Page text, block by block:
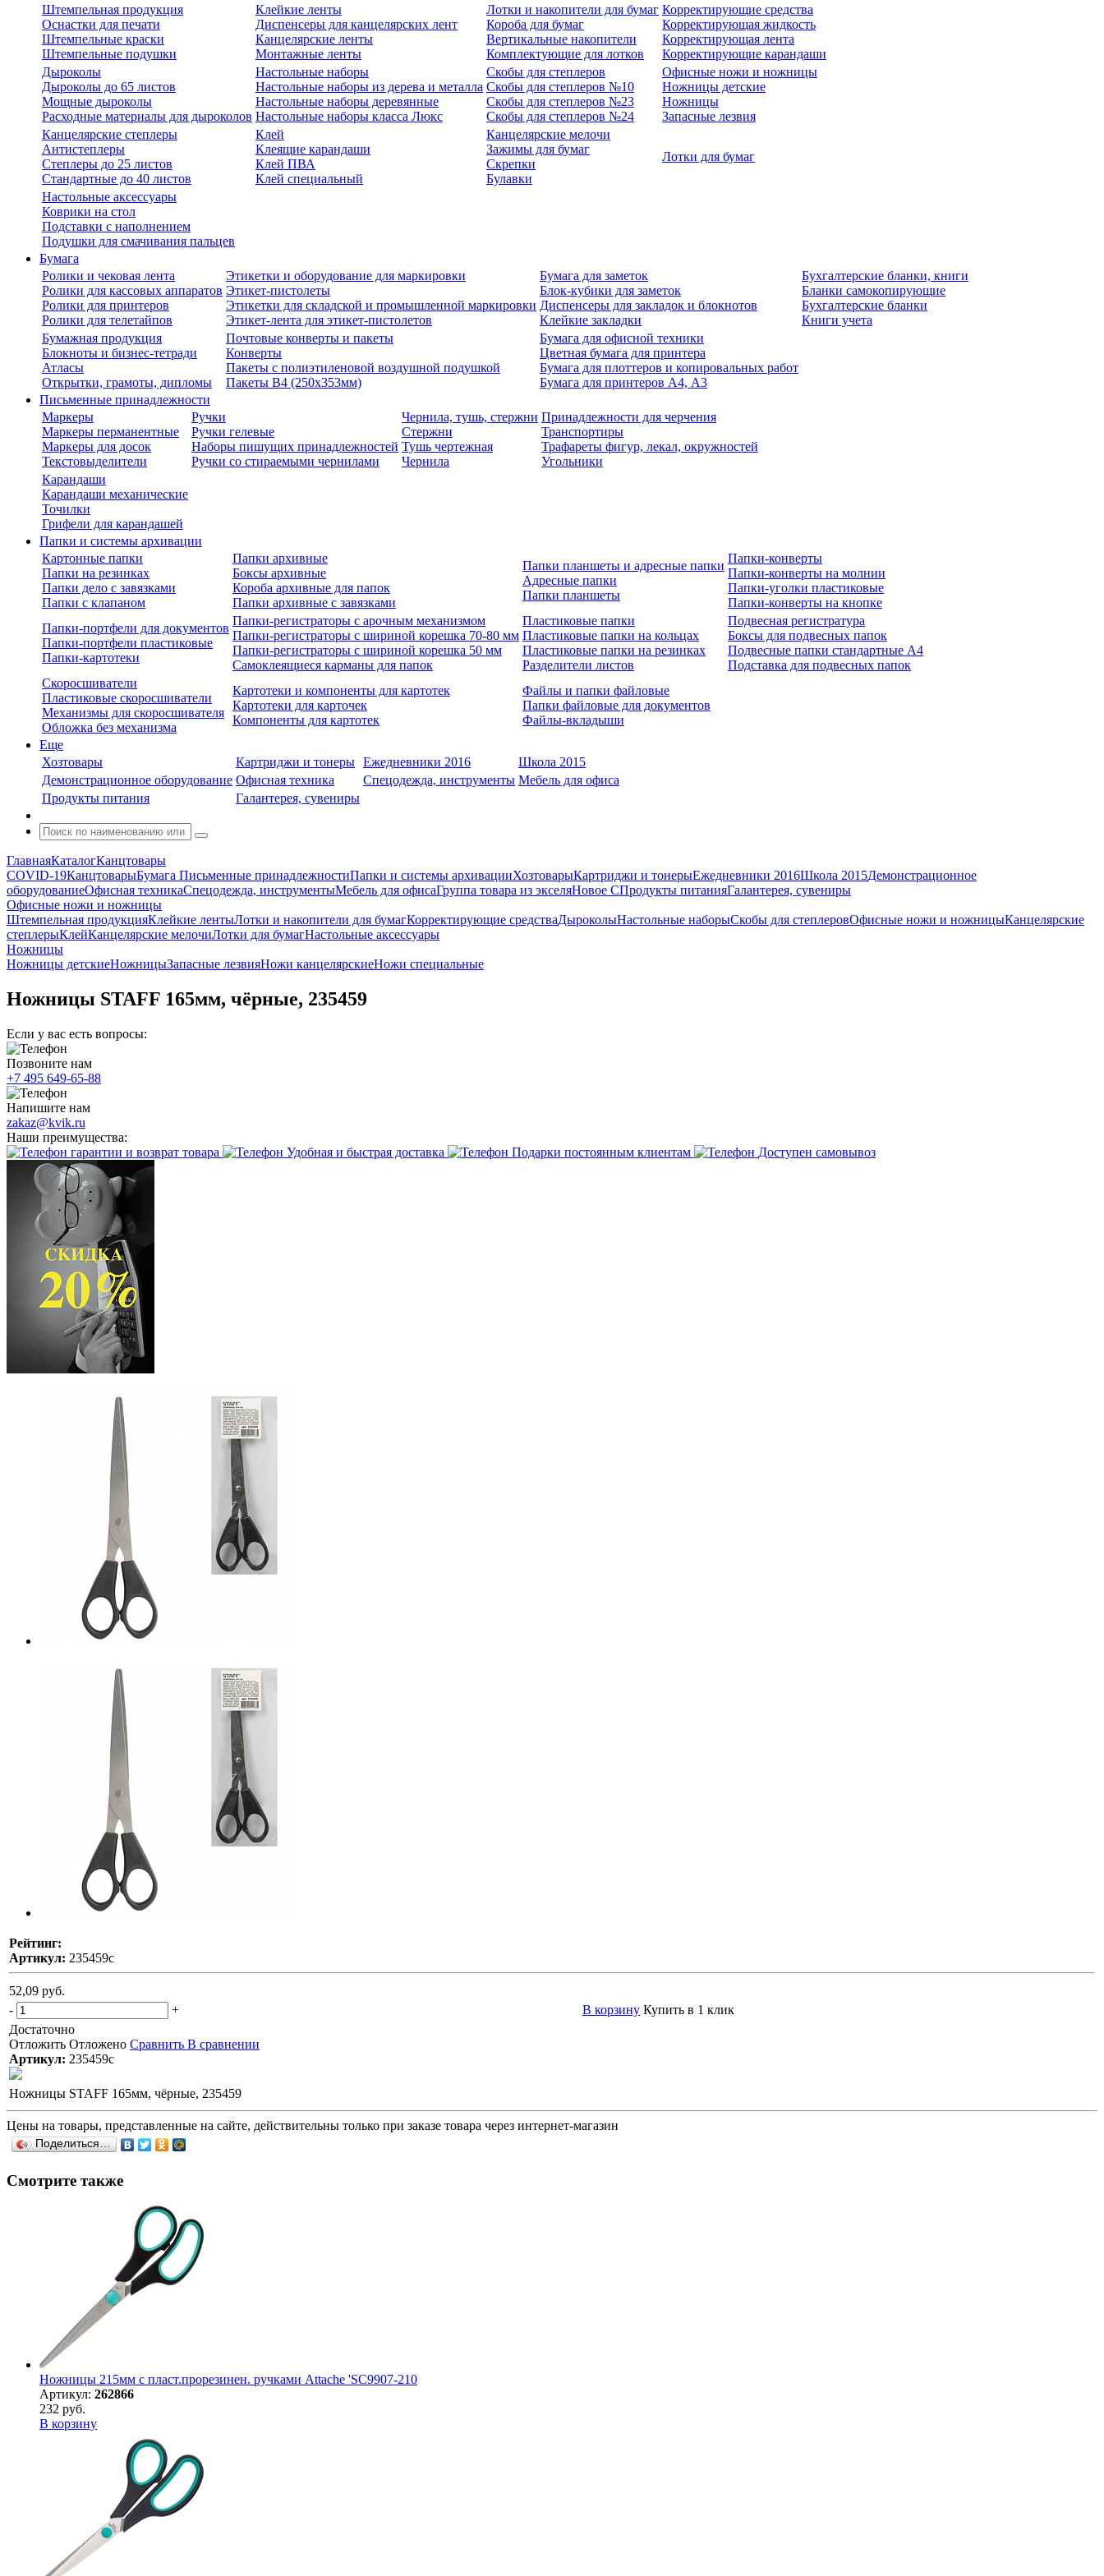
Штемпельная продукция
Оснастки для печати
Штемпельные краски
Штемпельные подушки
Клейкие ленты
Диспенсеры для канцелярских лент
Канцелярские ленты
Монтажные ленты
Лотки и накопители для бумаг
Короба для бумаг
Вертикальные накопители
Комплектующие для лотков
Корректирующие средства
Корректирующая жидкость
Корректирующая лента
Корректирующие карандаши
Дыроколы
Дыроколы до 65 листов
Мощные дыроколы
Расходные материалы для дыроколов
Настольные наборы
Настольные наборы из дерева и металла
Настольные наборы деревянные
Настольные наборы класса Люкс
Скобы для степлеров
Скобы для степлеров №10
Скобы для степлеров №23
Скобы для степлеров №24
Офисные ножи и ножницы
Ножницы детские
Ножницы
Запасные лезвия
Канцелярские степлеры
Антистеплеры
Степлеры до 25 листов
Стандартные до 40 листов
Клей
Клеящие карандаши
Клей ПВА
Клей специальный
Канцелярские мелочи
Зажимы для бумаг
Скрепки
Булавки
Лотки для бумаг
Настольные аксессуары
Коврики на стол
Подставки с наполнением
Подушки для смачивания пальцев
Бумага
Ролики и чековая лента
Ролики для кассовых аппаратов
Ролики для принтеров
Ролики для телетайпов
Этикетки и оборудование для маркировки
Этикет-пистолеты
Этикетки для складской и промышленной маркировки
Этикет-лента для этикет-пистолетов
Бумага для заметок
Блок-кубики для заметок
Диспенсеры для закладок и блокнотов
Клейкие закладки
Бухгалтерские бланки, книги
Бланки самокопирующие
Бухгалтерские бланки
Книги учета
Бумажная продукция
Блокноты и бизнес-тетради
Атласы
Открытки, грамоты, дипломы
Почтовые конверты и пакеты
Конверты
Пакеты с полиэтиленовой воздушной подушкой
Пакеты В4 (250х353мм)
Бумага для офисной техники
Цветная бумага для принтера
Бумага для плоттеров и копировальных работ
Бумага для принтеров А4, А3
Письменные принадлежности
Маркеры
Маркеры перманентные
Маркеры для досок
Текстовыделители
Ручки
Ручки гелевые
Наборы пишущих принадлежностей
Ручки со стираемыми чернилами
Чернила, тушь, стержни
Стержни
Тушь чертежная
Чернила
Принадлежности для черчения
Транспортиры
Трафареты фигур, лекал, окружностей
Угольники
Карандаши
Карандаши механические
Точилки
Грифели для карандашей
Папки и системы архивации
Картонные папки
Папки на резинках
Папки дело с завязками
Папки с клапаном
Папки архивные
Боксы архивные
Короба архивные для папок
Папки архивные с завязками
Папки планшеты и адресные папки
Адресные папки
Папки планшеты
Папки-конверты
Папки-конверты на молнии
Папки-уголки пластиковые
Папки-конверты на кнопке
Папки-портфели для документов
Папки-портфели пластиковые
Папки-картотеки
Папки-регистраторы с арочным механизмом
Папки-регистраторы с шириной корешка 70-80 мм
Папки-регистраторы с шириной корешка 50 мм
Самоклеящиеся карманы для папок
Пластиковые папки
Пластиковые папки на кольцах
Пластиковые папки на резинках
Разделители листов
Подвесная регистратура
Боксы для подвесных папок
Подвесные папки стандартные А4
Подставка для подвесных папок
Скоросшиватели
Пластиковые скоросшиватели
Механизмы для скоросшивателя
Обложка без механизма
Картотеки и компоненты для картотек
Картотеки для карточек
Компоненты для картотек
Файлы и папки файловые
Папки файловые для документов
Файлы-вкладыши
Еще
Хозтовары
Картриджи и тонеры Ежедневники 2016
Школа 2015
Демонстрационное оборудование Офисная техника Спецодежда, инструменты Мебель для офиса
Продукты питания
Галантерея, сувениры
ГлавнаяКаталогКанцтовары
COVID-19КанцтоварыБумага Письменные принадлежностиПапки и системы архивацииХозтоварыКартриджи и тонерыЕжедневники 2016Школа 2015Демонстрационное
оборудованиеОфисная техникаСпецодежда, инструментыМебель для офисаГруппа товара из экселяНовое СПродукты питанияГалантерея, сувениры
Офисные ножи и ножницы
Штемпельная продукцияКлейкие лентыЛотки и накопители для бумагКорректирующие средстваДыроколыНастольные наборыСкобы для степлеровОфисные ножи и ножницыКанцелярские
степлерыКлейКанцелярские мелочиЛотки для бумагНастольные аксессуары
Ножницы
Ножницы детскиеНожницыЗапасные лезвияНожи канцелярскиеНожи специальные
Ножницы STAFF 165мм, чёрные, 235459
Если у вас есть вопросы:
Позвоните нам
+7 495 649-65-88
Напишите нам
zakaz@kvik.ru
Наши преимущества:
гарантии и возврат товара
Удобная и быстрая доставка Подарки постоянным клиентам Доступен самовывоз
Рейтинг:
Артикул: 235459с
52,09 руб.
-
+ В корзину Купить в 1 клик
Достаточно
Отложить Отложено Сравнить В сравнении
Артикул: 235459с
Ножницы STAFF 165мм, чёрные, 235459
Цены на товары, представленные на сайте, действительны только при заказе товара через интернет-магазин
Поделиться…
Смотрите также
Ножницы 215мм с пласт.прорезинен. ручками Attache 'SC9907-210
Артикул: 262866
232 руб.
В корзину